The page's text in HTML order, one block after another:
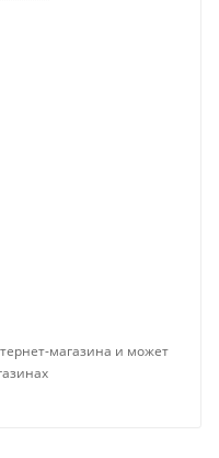
магазина и может